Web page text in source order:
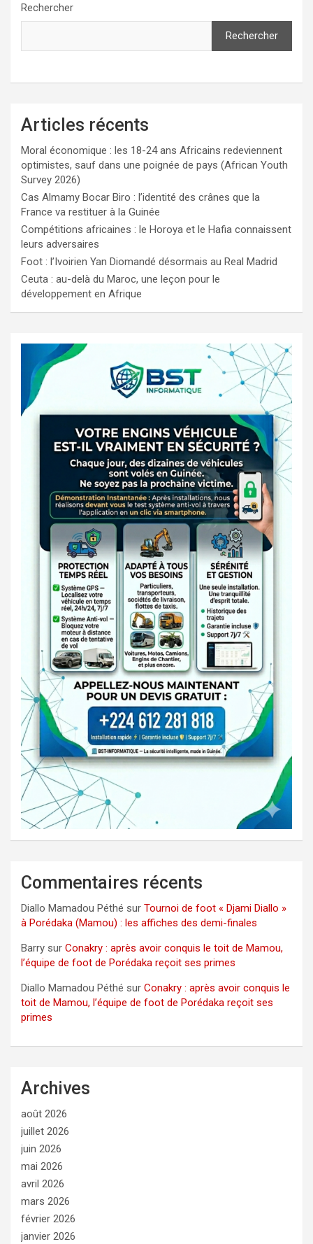
Rechercher
Rechercher
Articles récents
Moral économique : les 18-24 ans Africains redeviennent
optimistes, sauf dans une poignée de pays (African Youth
Survey 2026)
Cas Almamy Bocar Biro : l’identité des crânes que la
France va restituer à la Guinée
Compétitions africaines : le Horoya et le Hafia connaissent
leurs adversaires
Foot : l’Ivoirien Yan Diomandé désormais au Real Madrid
Ceuta : au-delà du Maroc, une leçon pour le
développement en Afrique
Commentaires récents
Diallo Mamadou Péthé sur Tournoi de foot « Djami Diallo »
à Porédaka (Mamou) : les affiches des demi-finales
Barry sur Conakry : après avoir conquis le toit de Mamou,
l’équipe de foot de Porédaka reçoit ses primes
Diallo Mamadou Péthé sur Conakry : après avoir conquis le
toit de Mamou, l’équipe de foot de Porédaka reçoit ses
primes
Archives
août 2026
juillet 2026
juin 2026
mai 2026
avril 2026
mars 2026
février 2026
janvier 2026